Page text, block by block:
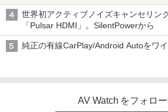
世界初アクティブノイズキャンセリン
「Pulsar HDMI」。SilentPowerから
純正の有線CarPlay/Android Autoをワ
AV Watch をフォロ